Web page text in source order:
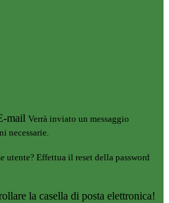
mail Verrà inviato un messaggio
necessarie.
utente? Effettua il reset della password
la casella di posta elettronica!